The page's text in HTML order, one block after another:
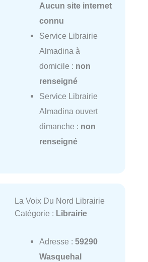
Aucun site internet
connu
Service Librairie
Almadina à
domicile : non
renseigné
Service Librairie
Almadina ouvert
dimanche : non
renseigné
La Voix Du Nord Librairie
Catégorie : Librairie
Adresse : 59290
Wasquehal